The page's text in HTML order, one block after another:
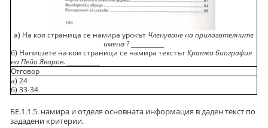
а) На коя страница се намира урокът Членуване на прилагателните
имена ?
б) Напишете на кои страници се намира текстътКратка биография
на Пейо Яворов. ___________
Отговор
а) 24
б) 33-34
БЕ.1.1.5. намира и отделя основната информация в даден текст по
зададени критерии.